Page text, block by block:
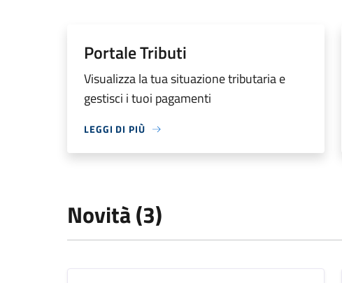
Portale Tributi
Visualizza la tua situazione tributaria e
gestisci i tuoi pagamenti
LEGGI DI PIÙ
Novità (3)